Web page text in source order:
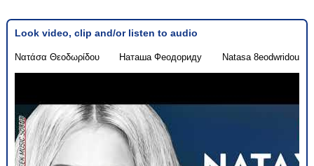
Look video, clip and/or listen to audio
Νατάσα Θεοδωρίδου Наташа Феодориду Natasa 8eodwridou